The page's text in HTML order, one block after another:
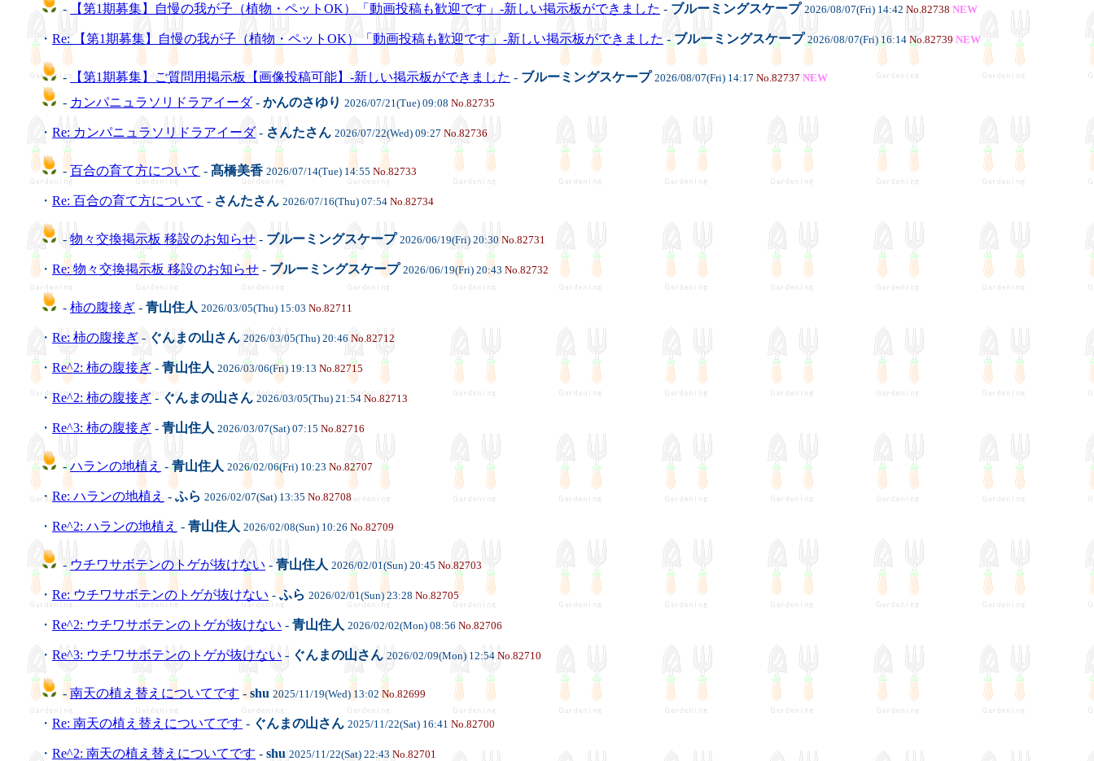
- 【第1期募集】自慢の我が子（植物・ペットOK）「動画投稿も歓迎です」-新しい掲示板ができました - ブルーミングスケープ 2026/08/07(Fri) 14:42 No.82738 NEW
・ Re: 【第1期募集】自慢の我が子（植物・ペットOK）「動画投稿も歓迎です」-新しい掲示板ができました -ブルーミングスケープ 2026/08/07(Fri) 16:14 No.82739 NEW
- 【第1期募集】ご質問用掲示板【画像投稿可能】-新しい掲示板ができました - ブルーミングスケープ 2026/08/07(Fri) 14:17 No.82737 NEW
- カンパニュラソリドラアイーダ- かんのさゆり 2026/07/21(Tue) 09:08 No.82735
・ Re: カンパニュラソリドラアイーダ- さんたさん 2026/07/22(Wed) 09:27 No.82736
-百合の育て方について - 髙橋美香 2026/07/14(Tue) 14:55 No.82733
・ Re: 百合の育て方について - さんたさん 2026/07/16(Thu) 07:54 No.82734
- 物々交換掲示板 移設のお知らせ - ブルーミングスケープ 2026/06/19(Fri) 20:30 No.82731
・ Re: 物々交換掲示板 移設のお知らせ - ブルーミングスケープ 2026/06/19(Fri) 20:43 No.82732
- 柿の腹接ぎ - 青山住人 2026/03/05(Thu) 15:03 No.82711
・ Re: 柿の腹接ぎ - ぐんまの山さん 2026/03/05(Thu) 20:46 No.82712
・ Re^2: 柿の腹接ぎ - 青山住人 2026/03/06(Fri) 19:13 No.82715
・ Re^2: 柿の腹接ぎ - ぐんまの山さん 2026/03/05(Thu) 21:54 No.82713
・ Re^3: 柿の腹接ぎ - 青山住人 2026/03/07(Sat) 07:15 No.82716
-ハランの地植え -青山住人 2026/02/06(Fri) 10:23 No.82707
・ Re: ハランの地植え - ふら 2026/02/07(Sat) 13:35 No.82708
・ Re^2: ハランの地植え - 青山住人 2026/02/08(Sun) 10:26 No.82709
- ウチワサボテンのトゲが抜けない - 青山住人 2026/02/01(Sun) 20:45 No.82703
・ Re: ウチワサボテンのトゲが抜けない -ふら 2026/02/01(Sun) 23:28 No.82705
・ Re^2: ウチワサボテンのトゲが抜けない - 青山住人 2026/02/02(Mon) 08:56 No.82706
・ Re^3: ウチワサボテンのトゲが抜けない - ぐんまの山さん 2026/02/09(Mon) 12:54 No.82710
- 南天の植え替えについてです - shu 2025/11/19(Wed) 13:02No.82699
・ Re: 南天の植え替えについてです - ぐんまの山さん 2025/11/22(Sat) 16:41 No.82700
・ Re^2: 南天の植え替えについてです - shu 2025/11/22(Sat) 22:43 No.82701